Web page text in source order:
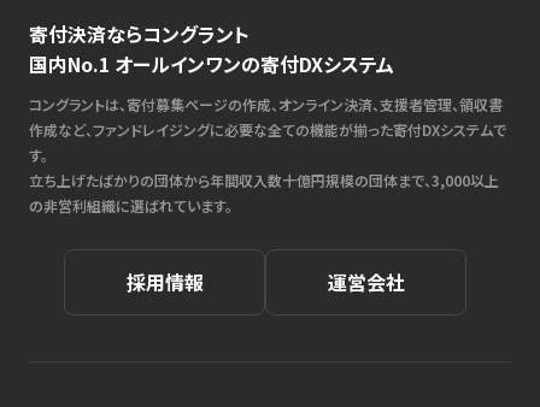
寄付決済ならコングラント
国内No.1 オールインワンの寄付DXシステム
コングラントは、寄付募集ページの作成、オンライン決済、支援者管理、領収書
作成など、ファンドレイジングに必要な全ての機能が揃った寄付DXシステムで
す。
立ち上げたばかりの団体から年間収入数十億円規模の団体まで、3,000以上
の非営利組織に選ばれています。
採用情報 運営会社